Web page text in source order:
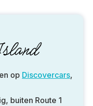
op Discovercars,
buiten Route 1